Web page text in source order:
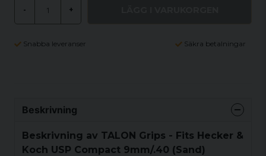
- +
Snabba leveranser Säkra betalningar
Beskrivning
Beskrivning av TALON Grips - Fits Hecker &
Koch USP Compact 9mm/.40 (Sand)